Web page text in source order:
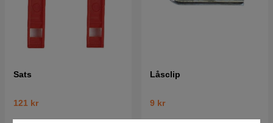
Sats
121 kr
Låsclip
9 kr